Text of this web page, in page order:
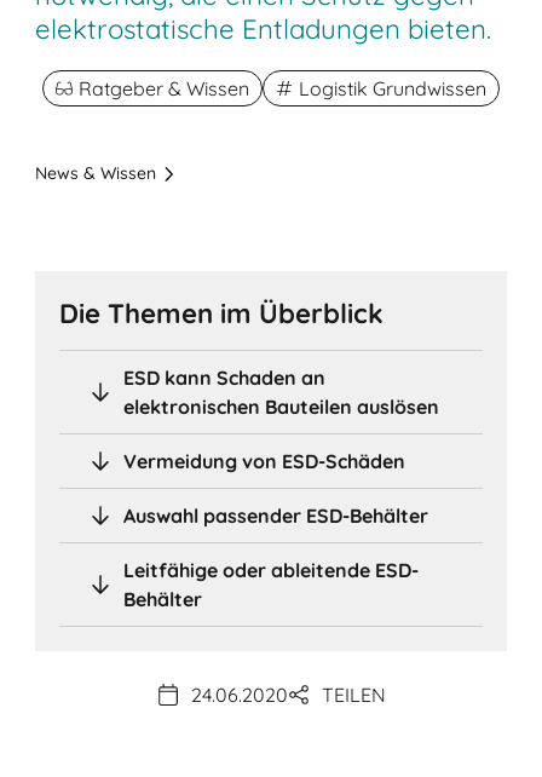
elektrostatische Entladungen bieten.
Ratgeber & Wissen Logistik Grundwissen
News & Wissen
Die Themen im Überblick
ESD kann Schaden an
elektronischen Bauteilen auslösen
Vermeidung von ESD-Schäden
Auswahl passender ESD-Behälter
Leitfähige oder ableitende ESD-
Behälter
24.06.2020 TEILEN